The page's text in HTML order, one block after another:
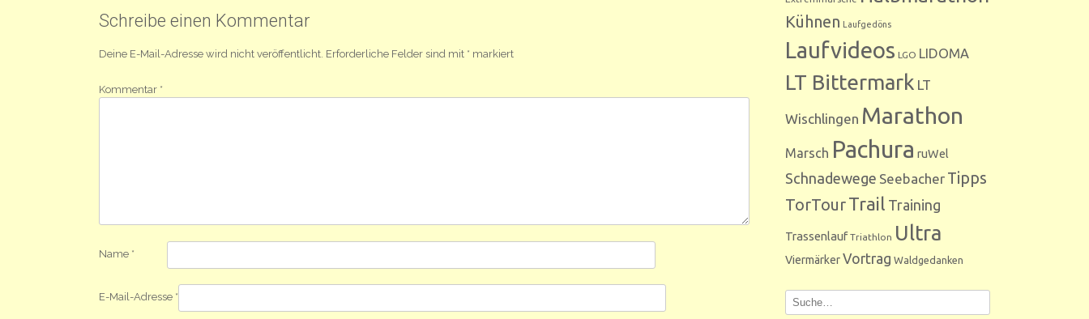
Navigation
Schreibe einen Kommentar
Deine E-Mail-Adresse wird nicht veröffentlicht. Erforderliche Felder sind mit * markiert
Kommentar *
Name *
E-Mail-Adresse *
Kühnen Laufgedöns
Laufvideos LGO LIDOMA
LT Bittermark LT
Wischlingen Marathon
Marsch Pachura ruWel
Schnadewege Seebacher Tipps
TorTourTrail Training
Trassenlauf Triathlon Ultra
ViermärkerVortrag Waldgedanken